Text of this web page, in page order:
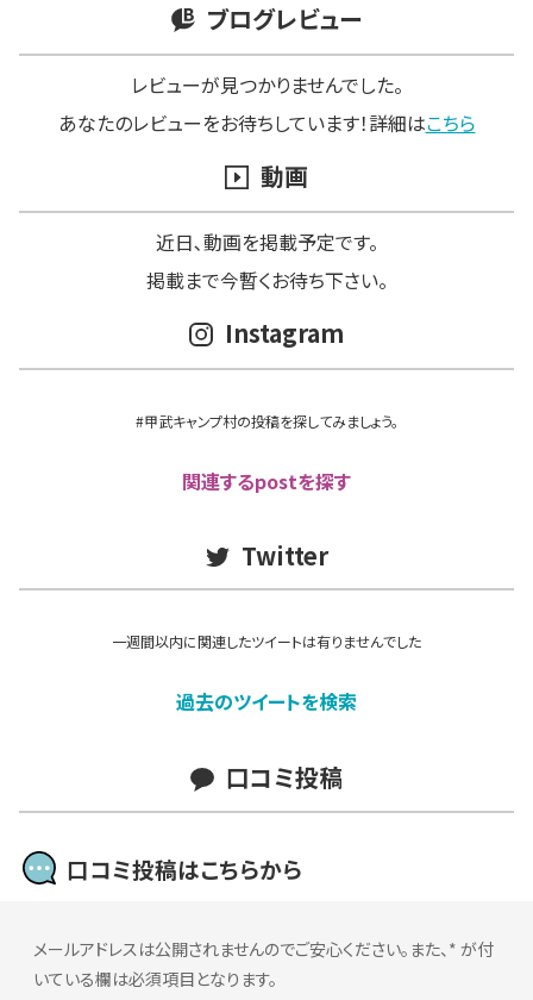
ブログレビュー
レビューが見つかりませんでした。
あなたのレビューをお待ちしています！詳細はこちら
動画
近日､動画を掲載予定です。
掲載まで今暫くお待ち下さい。
Instagram
#甲武キャンプ村の投稿を探してみましょう。
関連するpostを探す
Twitter
一週間以内に関連したツイートは有りませんでした
過去のツイートを検索
口コミ投稿
口コミ投稿はこちらから
メールアドレスは公開されませんのでご安心ください。また、* が付
いている欄は必須項目となります。